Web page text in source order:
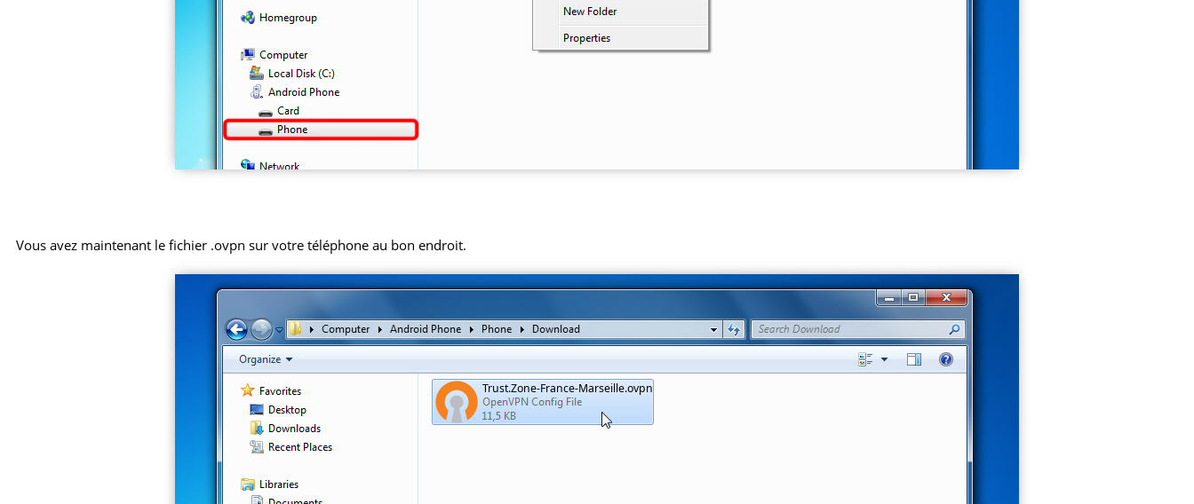
Vous avez maintenant le fichier .ovpn sur votre téléphone au bon endroit.
Trust.Zone-France-Marseille.ovpn